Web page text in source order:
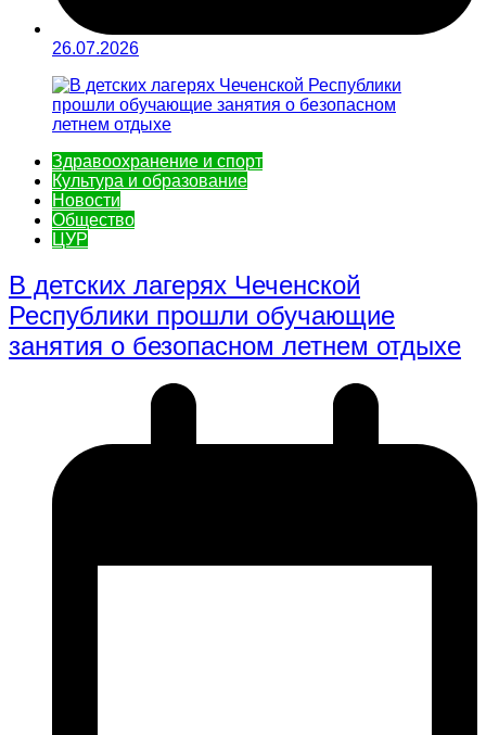
26.07.2026
Здравоохранение и спорт
Культура и образование
Новости
Общество
ЦУР
В детских лагерях Чеченской
Республики прошли обучающие
занятия о безопасном летнем отдыхе